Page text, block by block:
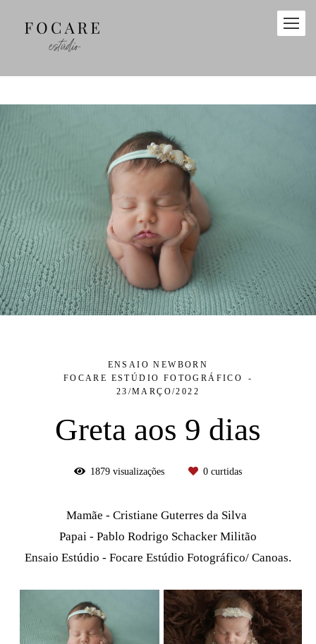
ENSAIO NEWBORN
FOCARE ESTÚDIO FOTOGRÁFICO
23/MARÇO/2022
Greta aos 9 dias
1879 visualizações 0 curtidas
Mamãe - Cristiane Guterres da Silva
Papai - Pablo Rodrigo Schacker Militão
Ensaio Estúdio - Focare Estúdio Fotográfico/ Canoas.